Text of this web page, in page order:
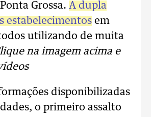
Grossa. A dupla
estabelecimentos em
utilizando de muita
na imagem acima e
disponibilizadas
o primeiro assalto